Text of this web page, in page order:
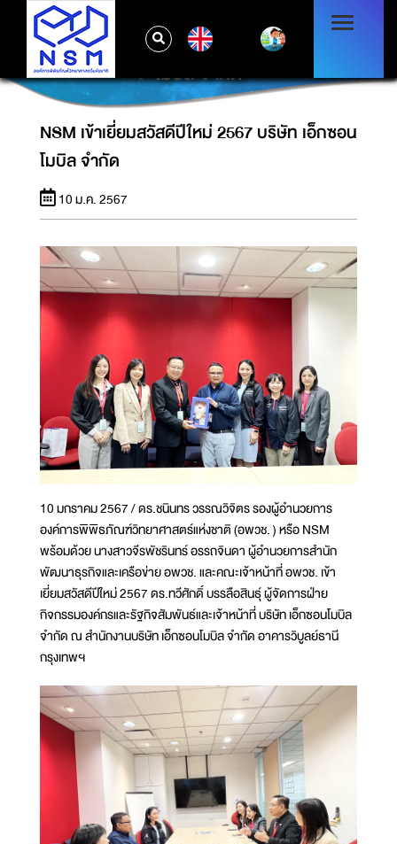
NSM เข้าเยี่ยมสวัสดีปีใหม่ 2567 บริษัท เอ็กซอน
โมบิล จำกัด
NSM เข้าเยี่ยมสวัสดีปีใหม่ 2567 บริษัท เอ็กซอน
โมบิล จำกัด
10 ม.ค. 2567
10 มกราคม 2567 / ดร.ชนินทร วรรณวิจิตร รองผู้อำนวยการ
องค์การพิพิธภัณฑ์วิทยาศาสตร์แห่งชาติ (อพวช. ) หรือ NSM
พร้อมด้วย นางสาวจีรพัชรินทร์ อรรถจินดา ผู้อำนวยการสำนัก
พัฒนาธุรกิจและเครือข่าย อพวช. และคณะเจ้าหน้าที่ อพวช. เข้า
เยี่ยมสวัสดีปีใหม่ 2567 ดร.ทวีศักดิ์ บรรลือสินธุ์ ผู้จัดการฝ่าย
กิจกรรมองค์กรและรัฐกิจสัมพันธ์และเจ้าหน้าที่ บริษัท เอ็กซอนโมบิล
จำกัด ณ สำนักงานบริษัท เอ็กซอนโมบิล จำกัด อาคารวิบูลย์ธานี
กรุงเทพฯ